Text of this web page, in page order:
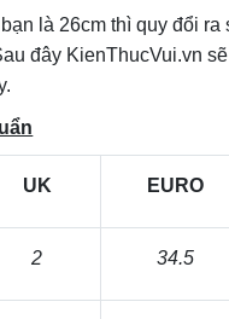
là 26cm thì quy đổi
đây KienThucVui.vn
UK EURO
2 34.5